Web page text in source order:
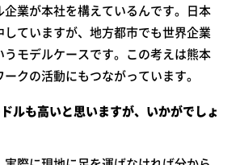
業が本社を構えているんです。日本
ていますが、地方都市でも世界企業
モデルケースです。この考えは熊本
クの活動にもつながっています。
ルも高いと思いますが、いかがでしょ